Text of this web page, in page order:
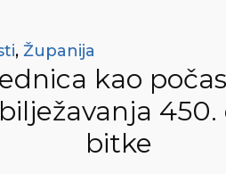
, Županija
kao
bitke